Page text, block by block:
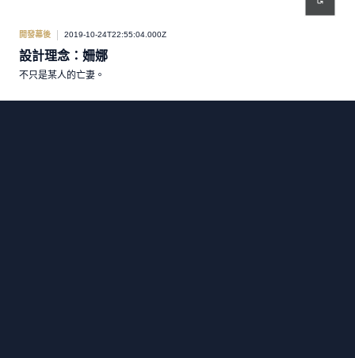
開發幕後 2019-10-24T22:55:04.000Z
設計理念：姍娜
不只是某人的亡妻。